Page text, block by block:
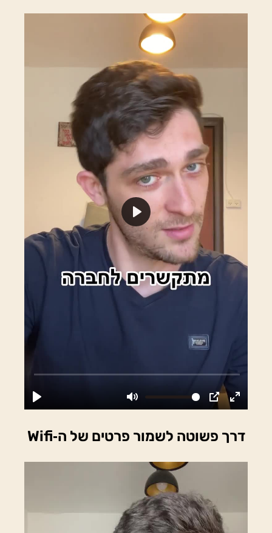
דרך פשוטה לשמור פרטים של ה‑Wifi